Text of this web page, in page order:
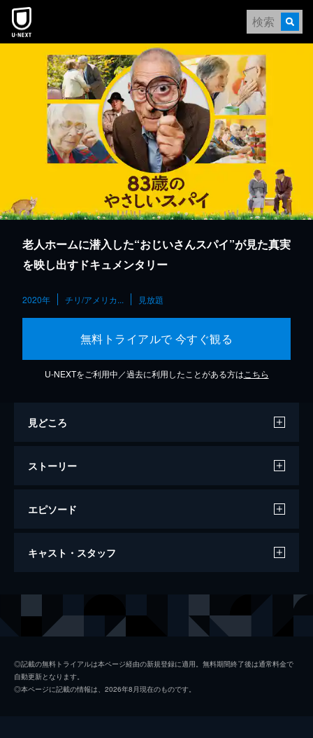
本文へスキップ
老人ホームに潜入した“おじいさんスパイ”が見た真実
を映し出すドキュメンタリー
2020年 チリ/アメリカ... 見放題
無料トライアルで 今すぐ観る
U-NEXTをご利用中／過去に利用したことがある方は こちら
見どころ
ストーリー
エピソード
83歳のやさしいスパイ
キャスト・スタッフ
◎記載の無料トライアルは本ページ経由の新規登録に適用。無料期間終了後は通常料金で
自動更新となります。
◎本ページに記載の情報は、2026年8月現在のものです。